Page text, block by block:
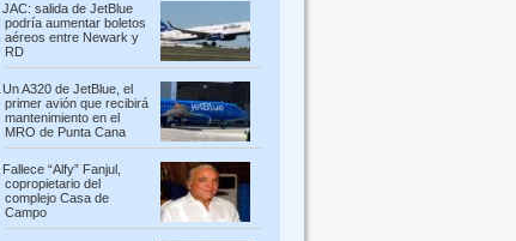
JAC: salida de JetBlue
podría aumentar boletos
aéreos entre Newark y
RD
Un A320 de JetBlue, el
primer avión que recibirá
mantenimiento en el
MRO de Punta Cana
Fallece “Alfy” Fanjul,
copropietario del
complejo Casa de
Campo